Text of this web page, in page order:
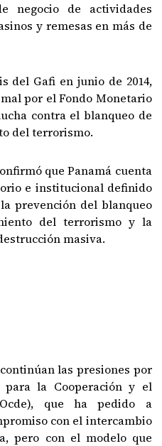
negocio de actividades
y remesas en más de
del Gafi en junio de 2014,
por el Fondo Monetario
contra el blanqueo de
del terrorismo.
que Panamá cuenta
e institucional definido
prevención del blanqueo
del terrorismo y la
masiva.
las presiones por
la Cooperación y el
que ha pedido a
con el intercambio
pero con el modelo que